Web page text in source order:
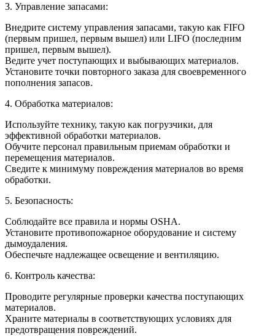
3. Управление запасами:
Внедрите систему управления запасами, такую как FIFO
(первым пришел, первым вышел) или LIFO (последним
пришел, первым вышел).
Ведите учет поступающих и выбывающих материалов.
Установите точки повторного заказа для своевременного
пополнения запасов.
4. Обработка материалов:
Используйте технику, такую как погрузчики, для
эффективной обработки материалов.
Обучите персонал правильным приемам обработки и
перемещения материалов.
Сведите к минимуму повреждения материалов во время
обработки.
5. Безопасность:
Соблюдайте все правила и нормы OSHA.
Установите противопожарное оборудование и систему
дымоудаления.
Обеспечьте надлежащее освещение и вентиляцию.
6. Контроль качества:
Проводите регулярные проверки качества поступающих
материалов.
Храните материалы в соответствующих условиях для
предотвращения повреждений.